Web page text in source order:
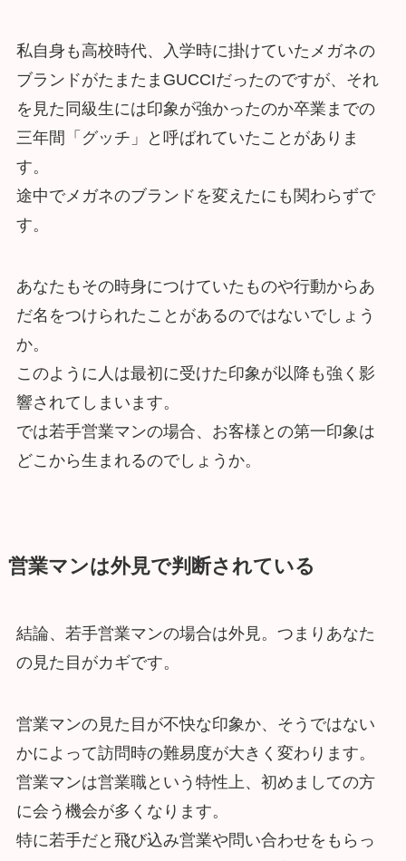
私自身も高校時代、入学時に掛けていたメガネの
ブランドがたまたまGUCCIだったのですが、それ
を見た同級生には印象が強かったのか卒業までの
三年間「グッチ」と呼ばれていたことがありま
す。
途中でメガネのブランドを変えたにも関わらずで
す。
あなたもその時身につけていたものや行動からあ
だ名をつけられたことがあるのではないでしょう
か。
このように人は最初に受けた印象が以降も強く影
響されてしまいます。
では若手営業マンの場合、お客様との第一印象は
どこから生まれるのでしょうか。
営業マンは外見で判断されている
結論、若手営業マンの場合は外見。つまりあなた
の見た目がカギです。
営業マンの見た目が不快な印象か、そうではない
かによって訪問時の難易度が大きく変わります。
営業マンは営業職という特性上、初めましての方
に会う機会が多くなります。
特に若手だと飛び込み営業や問い合わせをもらっ